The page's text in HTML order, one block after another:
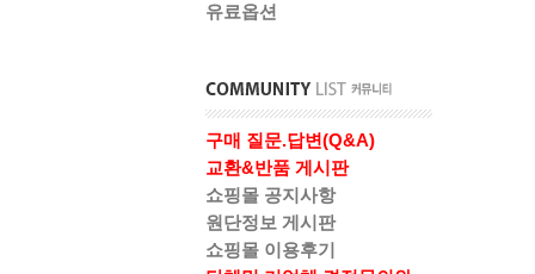
유료옵션
구매 질문.답변(Q&A)
교환&반품 게시판
쇼핑몰 공지사항
원단정보 게시판
쇼핑몰 이용후기